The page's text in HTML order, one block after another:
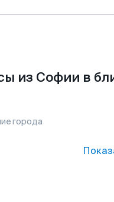
из Софии в
города